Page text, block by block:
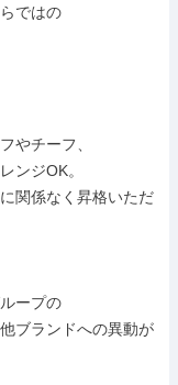
ではの
やチーフ、
ンジOK。
関係なく昇格いただ
ープの
ブランドへの異動が